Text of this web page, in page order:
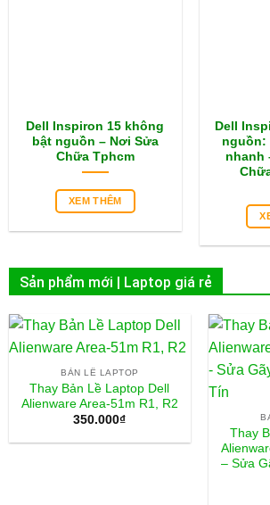
Dell Inspiron 15 không
bật nguồn – Nơi Sửa
Chữa Tphcm
XEM THÊM
Dell
nguồn:
nhanh
Sản phẩm mới | Laptop giá rẻ
BẢN LỀ LAPTOP
Thay Bản Lề Laptop Dell
Alienware Area-51m R1, R2
350.000₫
Thay
– Sửa